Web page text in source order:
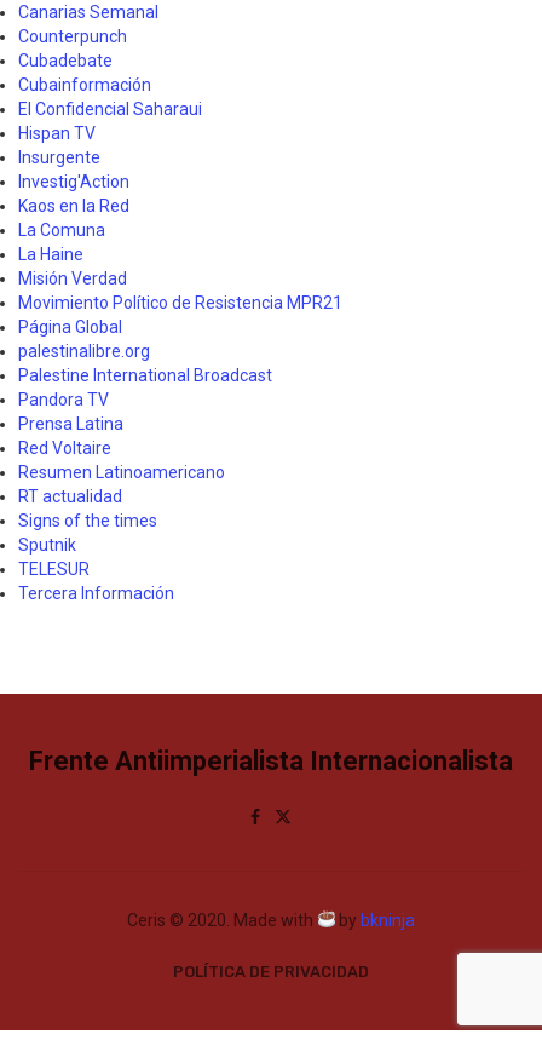
Canarias Semanal
Counterpunch
Cubadebate
Cubainformación
El Confidencial Saharaui
Hispan TV
Insurgente
Investig'Action
Kaos en la Red
La Comuna
La Haine
Misión Verdad
Movimiento Político de Resistencia MPR21
Página Global
palestinalibre.org
Palestine International Broadcast
Pandora TV
Prensa Latina
Red Voltaire
Resumen Latinoamericano
RT actualidad
Signs of the times
Sputnik
TELESUR
Tercera Información
Frente Antiimperialista Internacionalista
Ceris © 2020. Made with by bkninja
POLÍTICA DE PRIVACIDAD